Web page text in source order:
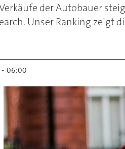
der Autobauer
Unser Ranking zeigt
- 06:00